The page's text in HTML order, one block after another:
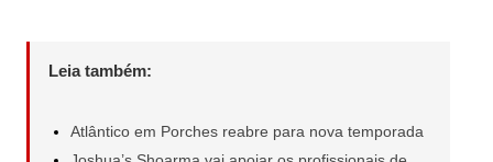
Leia também:
Atlântico em Porches reabre para nova temporada